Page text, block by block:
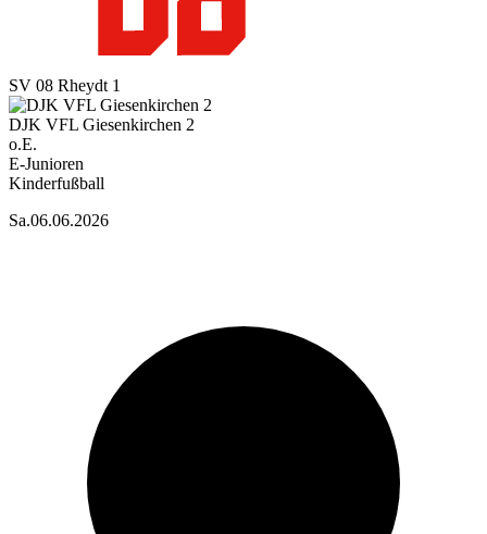
SV 08 Rheydt 1
DJK VFL Giesenkirchen 2
o.E.
E-Junioren
Kinderfußball
Sa.06.06.2026